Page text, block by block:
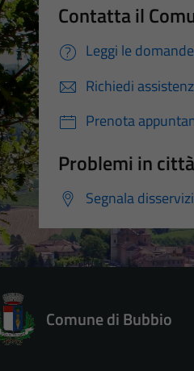
Contatta il
Leggi le
Richiedi
Prenota
Problemi in città
Segnala
Comune di Bubbio